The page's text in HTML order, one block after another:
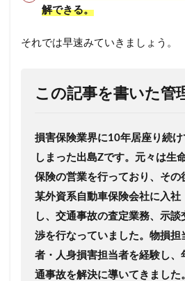
解できる。
それでは早速みていきましょう。
この記事を書いた管
損害保険業界に10年居座り続け
しまった出島Zです。 元々は生
保険の営業を行っており、その
某外資系自動車保険会社に入社
し、交通事故の査定業務、示談
渉を行なっていました。 物損担
者・人身損害担当者を経験し
通事故を解決に導いてきました